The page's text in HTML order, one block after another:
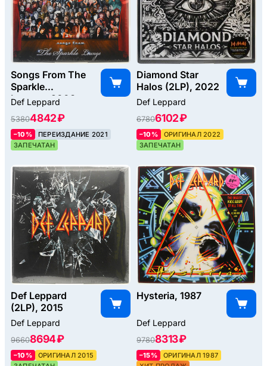
Songs From The
Sparkle
Lounge, 2008
Def Leppard
53804842 ₽
–10%
ПЕРЕИЗДАНИЕ 2021
ЗАПЕЧАТАН
Diamond Star
Halos (2LP), 2022
Def Leppard
67806102 ₽
–10%
ОРИГИНАЛ 2022
ЗАПЕЧАТАН
Def Leppard
(2LP), 2015
Def Leppard
96608694 ₽
–10%
ОРИГИНАЛ 2015
Hysteria, 1987
Def Leppard
97808313 ₽
–15%
ОРИГИНАЛ 1987